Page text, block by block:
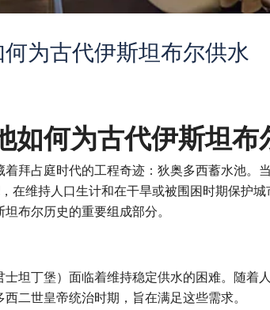
为古代伊斯坦布尔供水
如何为古代伊斯坦布
拜占庭时代的工程奇迹：狄奥多西蓄水池。
在维持人口生计和在干旱或被围困时期保护
布尔历史的重要组成部分。
坦丁堡）面临着维持稳定供水的困难。随着
二世皇帝统治时期，旨在满足这些需求。